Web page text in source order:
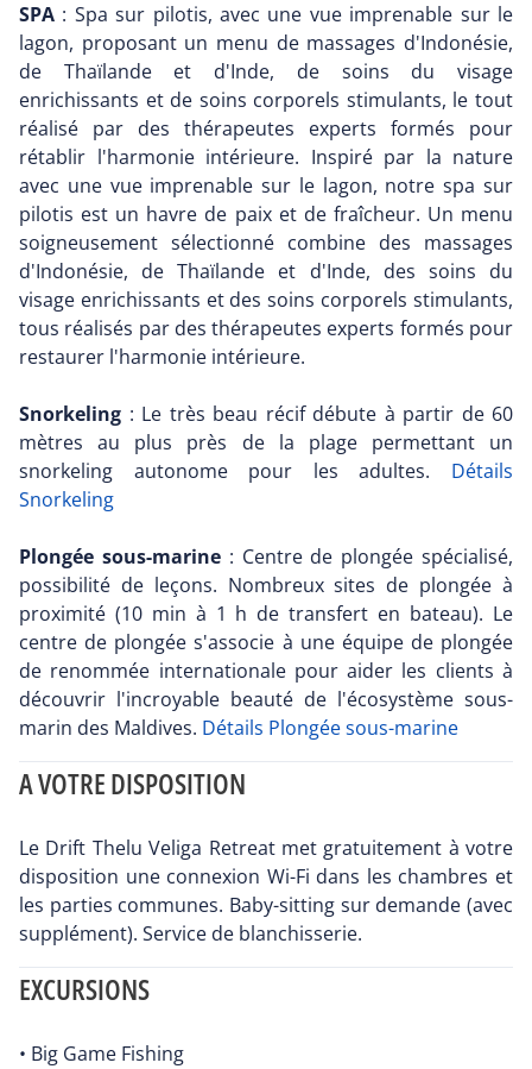
SPA : Spa sur pilotis, avec une vue imprenable sur le
lagon, proposant un menu de massages d'Indonésie,
de Thaïlande et d'Inde, de soins du visage
enrichissants et de soins corporels stimulants, le tout
réalisé par des thérapeutes experts formés pour
rétablir l'harmonie intérieure. Inspiré par la nature
avec une vue imprenable sur le lagon, notre spa sur
pilotis est un havre de paix et de fraîcheur. Un menu
soigneusement sélectionné combine des massages
d'Indonésie, de Thaïlande et d'Inde, des soins du
visage enrichissants et des soins corporels stimulants,
tous réalisés par des thérapeutes experts formés pour
restaurer l'harmonie intérieure.
Snorkeling : Le très beau récif débute à partir de 60
mètres au plus près de la plage permettant un
snorkeling autonome pour les adultes. Détails
Snorkeling
Plongée sous-marine: Centre de plongée spécialisé,
possibilité de leçons. Nombreux sites de plongée à
proximité (10 min à 1 h de transfert en bateau). Le
centre de plongée s'associe à une équipe de plongée
de renommée internationale pour aider les clients à
découvrir l'incroyable beauté de l'écosystème sous-
marin des Maldives. Détails Plongée sous-marine
A VOTRE DISPOSITION
Le Drift Thelu Veliga Retreat met gratuitement à votre
disposition une connexion Wi-Fi dans les chambres et
les parties communes. Baby-sitting sur demande (avec
supplément). Service de blanchisserie.
EXCURSIONS
• Big Game Fishing